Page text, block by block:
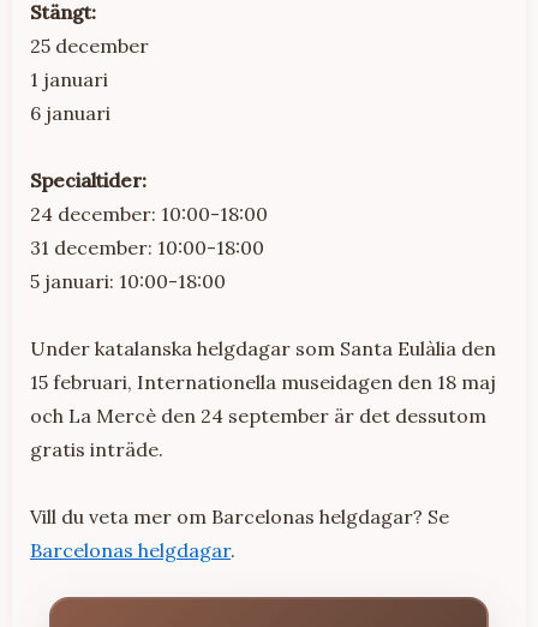
Stängt:
25 december
1 januari
6 januari
Specialtider:
24 december: 10:00-18:00
31 december: 10:00-18:00
5 januari: 10:00-18:00
Under katalanska helgdagar som Santa Eulàlia den
15 februari, Internationella museidagen den 18 maj
och La Mercè den 24 september är det dessutom
gratis inträde.
Vill du veta mer om Barcelonas helgdagar? Se
Barcelonas helgdagar.